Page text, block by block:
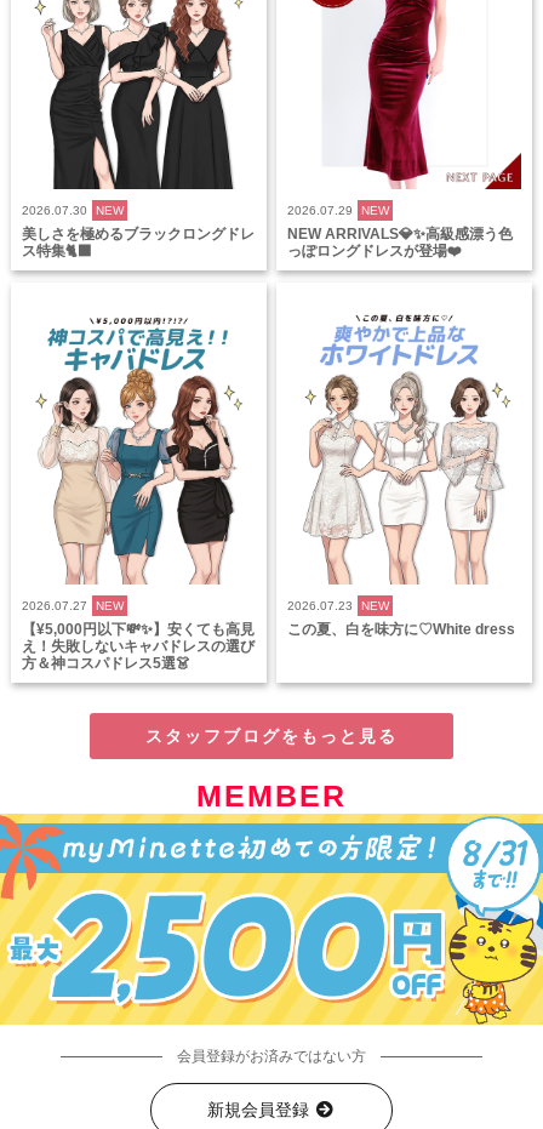
2026.07.30 NEW
美しさを極めるブラックロングドレ
ス特集🐈‍⬛
2026.07.29 NEW
NEW ARRIVALS💎✨高級感漂う色
っぽロングドレスが登場❤️
2026.07.27 NEW
【¥5,000円以下💸✨】安くても高見
え！失敗しないキャバドレスの選び
方＆神コスパドレス5選👗
2026.07.23 NEW
この夏、白を味方に♡White dress
スタッフブログをもっと見る
MEMBER
会員登録がお済みではない方
新規会員登録